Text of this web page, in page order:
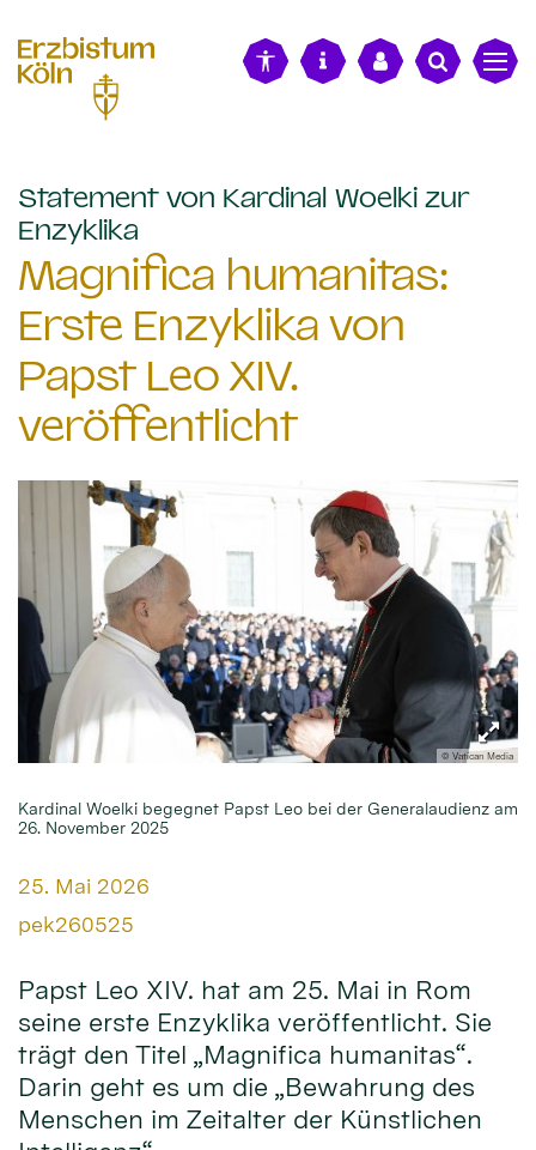
Statement von Kardinal Woelki zur
Enzyklika
Magnifica humanitas:
Erste Enzyklika von
Papst Leo XIV.
veröffentlicht
© Vatican Media
Kardinal Woelki begegnet Papst Leo bei der Generalaudienz am
26. November 2025
Datum:
25. Mai 2026
Von:
pek260525
Papst Leo XIV. hat am 25. Mai in Rom
seine erste Enzyklika veröffentlicht. Sie
trägt den Titel „Magnifica humanitas“.
Darin geht es um die „Bewahrung des
Menschen im Zeitalter der Künstlichen